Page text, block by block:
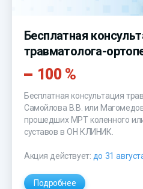
Бесплатная
травматолога-
100 %
Бесплатная консультация
Самойлова В.В. или
прошедших МРТ коленного
суставов в ОН КЛИНИК.
Акция действует: до 31
Подробнее